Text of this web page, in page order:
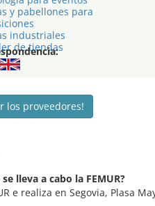
y pabellones para
industriales
de tiendas
los proveedores!
lleva a cabo la FEMUR?
e realiza en Segovia, Plasa